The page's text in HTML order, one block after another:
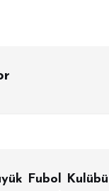
Fubol Kulübü